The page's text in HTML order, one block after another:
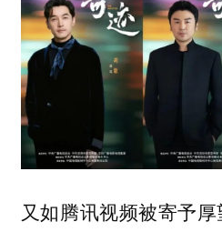
又如腾讯视频被寄予厚